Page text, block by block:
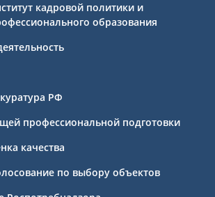
кадровой политики и
образования
РФ
профессиональной подготовки
качества
по выбору объектов